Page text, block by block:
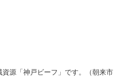
源「神戸ビーフ」です。（朝来市